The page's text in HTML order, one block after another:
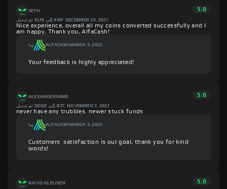
SETH
تم تبديل XLM إلى XRP
DECEMBER 23, 2021
5.0
Nice experience, overall all my coins converted successfully and I
am happy. Thank you, AlfaCash!
ALFACASH MARCH 3, 2022
Your feedback is highly appreciated!
ALEXANDER34MD
تم تبديل DOGE إلى BTC
NOVEMBER 7, 2021
5.0
never have any trubbles. newer stuck funds
ALFACASH MARCH 3, 2022
Customers’ satisfaction is our goal, thank you for kind
words!
RAIVO KLEIJSEN
5.0